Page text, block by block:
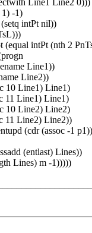
Line1 Line2 0)))
-1)
intPt nil))
intPt (nth 2
Line1))
Line2))
Line1) Line1)
Line1) Line1)
Line2) Line2)
Line2) Line2))
(cdr (assoc -1
(entlast) Lines))
m -1)))))